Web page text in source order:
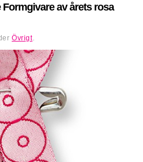
av årets rosa
Övrigt.